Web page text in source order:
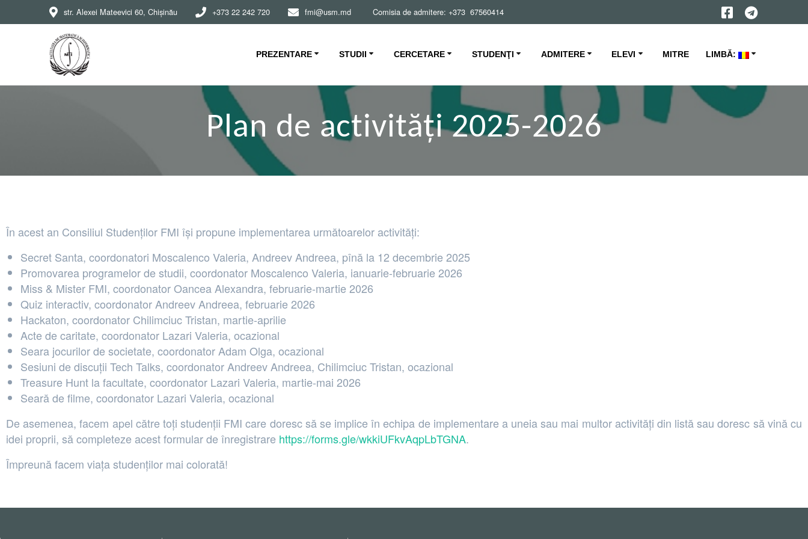
str. Alexei Mateevici 60, Chișinău +373 22 242 720 fmi@usm.md Comisia de admitere: +373 67560414
PREZENTARE STUDII CERCETARE STUDENŢI ADMITERE ELEVI MITRE LIMBĂ:
Plan de activități 2025-2026
În acest an Consiliul Studenților FMI își propune implementarea următoarelor activități:
Secret Santa, coordonatori Moscalenco Valeria, Andreev Andreea, pînă la 12 decembrie 2025
Promovarea programelor de studii, coordonator Moscalenco Valeria, ianuarie-februarie 2026
Miss & Mister FMI, coordonator Oancea Alexandra, februarie-martie 2026
Quiz interactiv, coordonator Andreev Andreea, februarie 2026
Hackaton, coordonator Chilimciuc Tristan, martie-aprilie
Acte de caritate, coordonator Lazari Valeria, ocazional
Seara jocurilor de societate, coordonator Adam Olga, ocazional
Sesiuni de discuții Tech Talks, coordonator Andreev Andreea, Chilimciuc Tristan, ocazional
Treasure Hunt la facultate, coordonator Lazari Valeria, martie-mai 2026
Seară de filme, coordonator Lazari Valeria, ocazional
De asemenea, facem apel către toți studenții FMI care doresc să se implice în echipa de implementare a uneia sau mai multor activități din listă sau doresc să vină cu
idei proprii, să completeze acest formular de înregistrare https://forms.gle/wkkiUFkvAqpLbTGNA.
Împreună facem viața studenților mai colorată!